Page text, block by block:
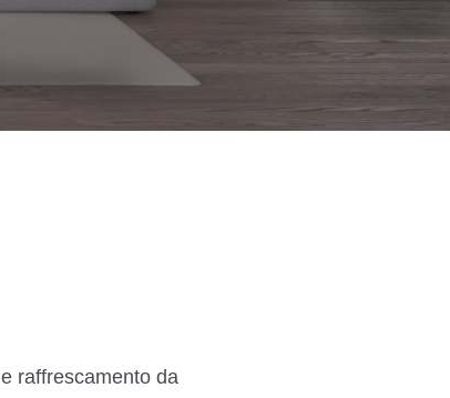
raffrescamento da